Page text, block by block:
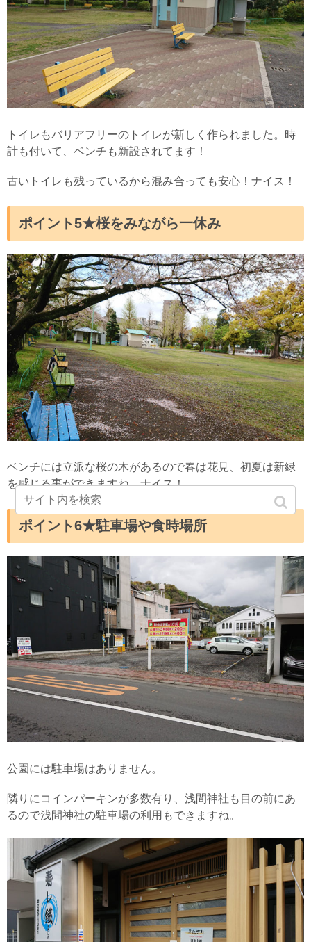
トイレもバリアフリーのトイレが新しく作られました。時
計も付いて、ベンチも新設されてます！
古いトイレも残っているから混み合っても安心！ナイス！
ポイント5★桜をみながら一休み
ベンチには立派な桜の木があるので春は花見、初夏は新緑
を感じる事ができますね。ナイス！
ポイント6★駐車場や食時場所
公園には駐車場はありません。
隣りにコインパーキンが多数有り、浅間神社も目の前にあ
るので浅間神社の駐車場の利用もできますね。